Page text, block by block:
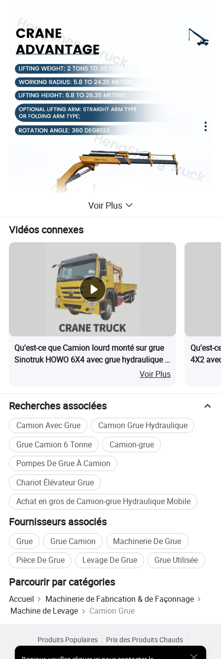
Paramètres du produit
Paramètres du véhicule
La marque de véhicule Sino Howo
Poids à vide( kg) 20800
La taille des conteneurs (mm) 8400x2450x600
Nombre d'essieux 4
Empattement (mm) 1800+1400+4575
Nombre de pneus
La taille des pneus 11.00R20 18PR
Essieu avant/arrière
Système de freinage Frein Air-Cut automatiquement
Les paramètres de la grue
Poids de la grue de levage 12 à 16 tonnes
Nombre de segments de la rampe 6 ou 7
Outrigger Span (mm) 2436-8396
Voir Plus
Vidéos connexes
Qu'est-ce que Camion lourd monté sur grue
Sinotruk HOWO 6X4 avec grue hydraulique à
flèche télescopique droite pour le levage de
Voir Plus
Qu'est-
4X2
Recherches associées
Camion Avec Grue
Camion Grue Hydraulique
Grue Camion 6 Tonne
Camion-grue
Pompes De Grue À Camion
Chariot Élévateur Grue
Achat en gros de Camion-grue Hydraulique Mobile
Fournisseurs associés
Grue Grue Camion
Machinerie De Grue
Pièce De Grue
Levage De Grue Grue Utilisée
Parcourir par catégories
Accueil
Machinerie de Fabrication & de Façonnage
Machine de Levage
Camion Grue
Produits Populaires
Prix des Produits Chauds
Site PC